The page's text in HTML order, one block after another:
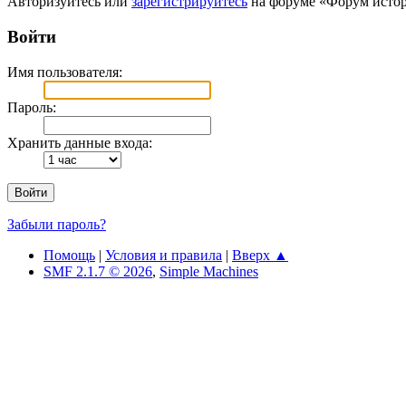
Войти
Имя пользователя:
Пароль:
Хранить данные входа:
Забыли пароль?
Помощь | Условия и правила | Вверх ▲
SMF 2.1.7 © 2026, Simple Machines